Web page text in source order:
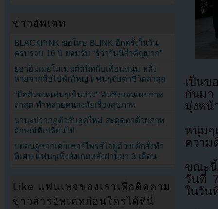
เป็นข
กันมา
มุ่งหน้
หนุ่มๆ
ความ
ขณะนี้
วันที่
ในวัน
ข่าวอัพเดท
BLACKPINK ขอโทษ BLINK อีกครั้งในวัน
ครบรอบ 10 ปี ยอมรับ “รู้ว่าวันนี้สำคัญมาก”
ยูอาอินเผยโมเมนต์สนิทกับเพื่อนหนุ่ม หลัง
หายจากสื่อไปพักใหญ่ แฟนๆจับตาชีวิตล่าสุด
“มือสั่นจนแฟนๆเป็นห่วง” ฮันซึงยอนเผยภาพ
ล่าสุด ทำหลายคนสงสัยเรื่องสุขภาพ
นานะปรากฏตัวกับลุคใหม่ สะดุดตาด้วยภาพ
ลักษณ์ที่เปลี่ยนไป
บยอนอูซอกเคยเซอร์ไพรส์ไอยูด้วยเค้กสั่งทำ
พิเศษ แฟนๆเพิ่งสังเกตหลังผ่านมา 3 เดือน
Like แฟนเพจของเราเพื่อติดตาม
ข่าวสารอัพเดทก่อนใครได้ที่นี่